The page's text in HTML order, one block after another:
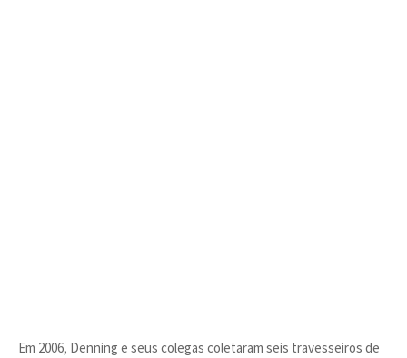
Em 2006, Denning e seus colegas coletaram seis travesseiros de